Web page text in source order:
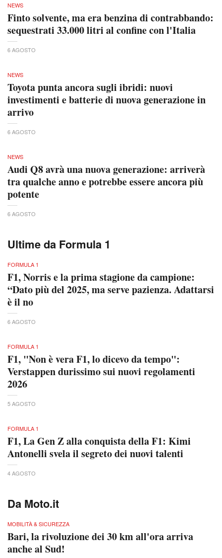
NEWS
Finto solvente, ma era benzina di contrabbando:
sequestrati 33.000 litri al confine con l'Italia
6 AGOSTO
NEWS
Toyota punta ancora sugli ibridi: nuovi
investimenti e batterie di nuova generazione in
arrivo
6 AGOSTO
NEWS
Audi Q8 avrà una nuova generazione: arriverà
tra qualche anno e potrebbe essere ancora più
potente
6 AGOSTO
Ultime da Formula 1
FORMULA 1
F1, Norris e la prima stagione da campione:
“Dato più del 2025, ma serve pazienza. Adattarsi
è il no
6 AGOSTO
FORMULA 1
F1, "Non è vera F1, lo dicevo da tempo":
Verstappen durissimo sui nuovi regolamenti
2026
5 AGOSTO
FORMULA 1
F1, La Gen Z alla conquista della F1: Kimi
Antonelli svela il segreto dei nuovi talenti
4 AGOSTO
Da Moto.it
MOBILITÀ & SICUREZZA
Bari, la rivoluzione dei 30 km all'ora arriva
anche al Sud!